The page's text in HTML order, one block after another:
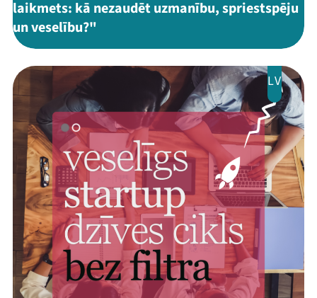
laikmets: kā nezaudēt uzmanību, spriestspēju
un veselību?"
LV